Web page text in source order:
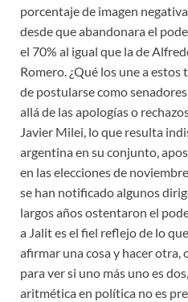
porcentaje de imagen
desde que abandonara el
el 70% al igual que la de
Romero. ¿Qué los une a
de postularse como
allá de las apologías o
Javier Milei, lo que resulta
argentina en su conjunto,
en las elecciones de
se han notificado algunos
largos años ostentaron el
a Jalit es el fiel reflejo de lo
afirmar una cosa y hacer otra,
para ver si uno más uno es
aritmética en política no es